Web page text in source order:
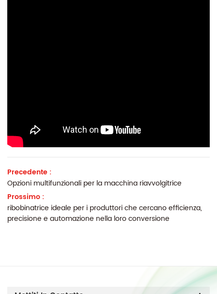
Precedente :
Opzioni multifunzionali per la macchina riavvolgitrice
Prossimo :
ribobinatrice ideale per i produttori che cercano efficienza,
precisione e automazione nella loro conversione